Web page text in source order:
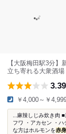
【大阪梅田駅3分】
立ち寄れる大衆酒場
3.39
￥4,000～￥
...麻辣しじみ炊き肉
フワ ・アカセン ・
な方はホルモンを赤身